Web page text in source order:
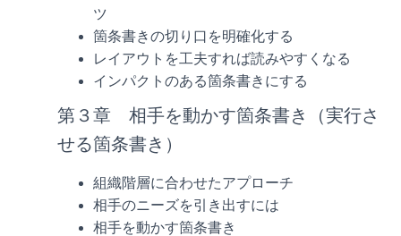
ツ
箇条書きの切り口を明確化する
レイアウトを工夫すれば読みやすくなる
インパクトのある箇条書きにする
第３章 相手を動かす箇条書き（実行さ
せる箇条書き）
組織階層に合わせたアプローチ
相手のニーズを引き出すには
相手を動かす箇条書き